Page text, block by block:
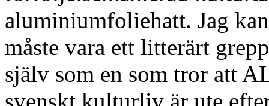
aluminiumfoliehatt. Jag
måste vara ett litterärt
själv som en som tror att
svenskt kulturliv är ute